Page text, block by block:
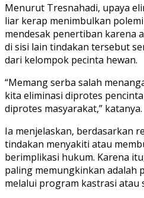
Menurut Tresnahadi, upaya
liar kerap menimbulkan
mendesak penertiban karena
di sisi lain tindakan tersebut
dari kelompok pecinta hewan.
“Memang serba salah
kita eliminasi diprotes
diprotes masyarakat,” katanya.
Ia menjelaskan, berdasarkan
tindakan menyakiti atau
berimplikasi hukum. Karena
paling memungkinkan adalah
melalui program kastrasi atau